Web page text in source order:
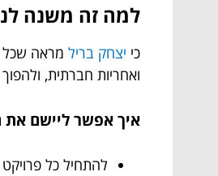
למה זה משנה
כי יצחק בריל מראה שכל
ואחריות חברתית,
איך אפשר ליישם את
להתחיל כל